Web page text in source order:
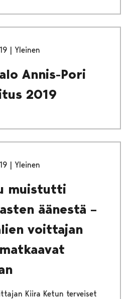
| Yleinen
Annis-Pori
2019
| Yleinen
muistutti
äänestä –
voittajan
Kiira Ketun terveiset